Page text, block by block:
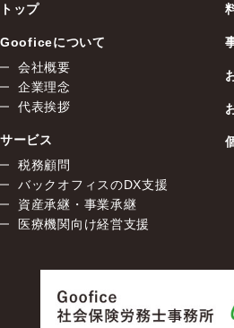
トップ
Gooficeについて
会社概要
企業理念
代表挨拶
サービス
税務顧問
バックオフィスのDX支援
資産承継・事業承継
医療機関向け経営支援